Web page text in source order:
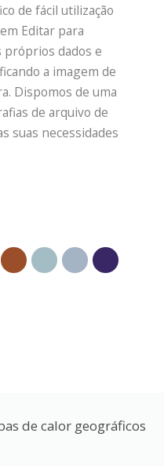
de fácil utilização
Editar para
próprios dados e
a imagem de
Dispomos de uma
de arquivo de
suas necessidades
de calor geográficos